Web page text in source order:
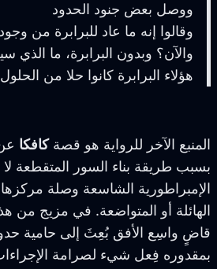
ووصل بعض جنود الحدود
وقالوا إنه ما عاد للبرابرة من
والآن؟ وبدون البرابرة، ما الذي
هؤلاء البرابرة كانوا حلا من الحلول
المنبع الآخر للرواية هو قصةكافكا
بسبب طريقة بناء السور المتقطعة
الإمبراطورية الشاسعة وصلة
الهائلة أو المتواضعة. في مزيج من
قاضٍ واسِع الأفق بُعِثَ إلى حامية
بمقدوره فِعل شيء لصرامة